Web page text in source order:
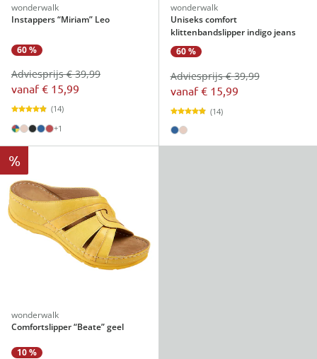
wonderwalk
Instappers “Miriam” Leo
60 %
vanaf€ 15,99
Adviesprijs € 39,99
(14)
+1
wonderwalk
Uniseks comfort
klittenbandslipper indigo jeans
60 %
vanaf€ 15,99
Adviesprijs € 39,99
(14)
%
wonderwalk
Comfortslipper “Beate” geel
10 %